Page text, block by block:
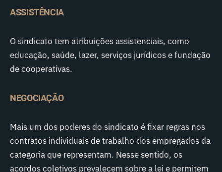
ASSISTÊNCIA
O sindicato tem atribuições assistenciais, como
educação, saúde, lazer, serviços jurídicos e fundação
de cooperativas.
NEGOCIAÇÃO
Mais um dos poderes do sindicato é fixar regras nos
contratos individuais de trabalho dos empregados da
categoria que representam. Nesse sentido, os
acordos coletivos prevalecem sobre a lei e permitem